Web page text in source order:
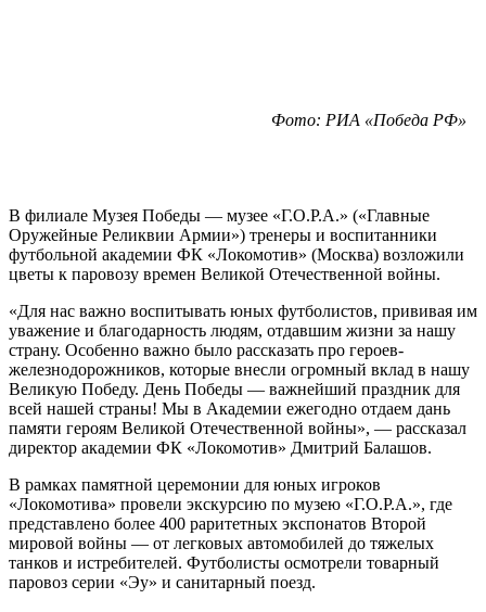
Фото: РИА «Победа РФ»
В филиале Музея Победы — музее «Г.О.Р.А.» («Главные
Оружейные Реликвии Армии») тренеры и воспитанники
футбольной академии ФК «Локомотив» (Москва) возложили
цветы к паровозу времен Великой Отечественной войны.
«Для нас важно воспитывать юных футболистов, прививая им
уважение и благодарность людям, отдавшим жизни за нашу
страну. Особенно важно было рассказать про героев-
железнодорожников, которые внесли огромный вклад в нашу
Великую Победу. День Победы — важнейший праздник для
всей нашей страны! Мы в Академии ежегодно отдаем дань
памяти героям Великой Отечественной войны», — рассказал
директор академии ФК «Локомотив» Дмитрий Балашов.
В рамках памятной церемонии для юных игроков
«Локомотива» провели экскурсию по музею «Г.О.Р.А.», где
представлено более 400 раритетных экспонатов Второй
мировой войны — от легковых автомобилей до тяжелых
танков и истребителей. Футболисты осмотрели товарный
паровоз серии «Эу» и санитарный поезд.